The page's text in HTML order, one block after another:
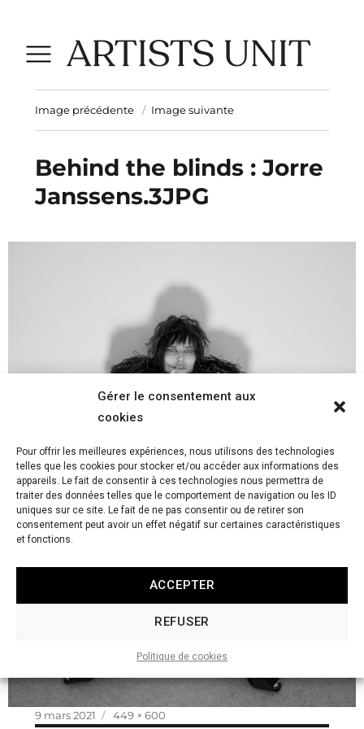
Gérer le consentement aux
cookies
Pour offrir les meilleures expériences, nous utilisons des technologies
telles que les cookies pour stocker et/ou accéder aux informations des
appareils. Le fait de consentir à ces technologies nous permettra de
traiter des données telles que le comportement de navigation ou les ID
uniques sur ce site. Le fait de ne pas consentir ou de retirer son
consentement peut avoir un effet négatif sur certaines caractéristiques
et fonctions.
ACCEPTER
REFUSER
Politique de cookies
Image précédente Image suivante
Behind the blinds : Jorre
Janssens.3JPG
Publié
9 mars 2021
Taille
449 × 600